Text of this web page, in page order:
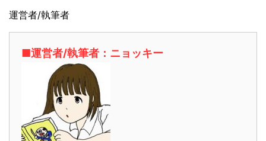
運営者/執筆者
■運営者/執筆者：ニョッキー